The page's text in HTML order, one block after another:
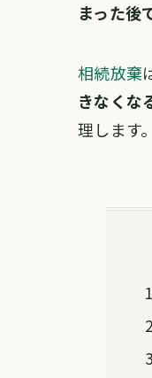
まった後
相続放棄
きなくな
理します。